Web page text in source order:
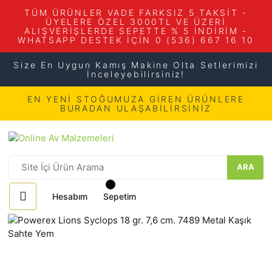
TÜM ÜRÜNLER VADE FARKSIZ 5 TAKSİT -
ÜYELERE ÖZEL 3000TL VE ÜZERİ
ALIŞVERİŞLERDE SEPETTE % 5 İNDİRİM -
WHATSAPP DESTEK İÇİN 0 (536) 667 16 10
Size En Uygun Kamış Makine Olta Setlerimizi
İnceleyebilirsiniz!
EN YENİ STOĞUMUZA GİREN ÜRÜNLERE
BURADAN ULAŞABİLİRSİNİZ
ARA
Hesabım Sepetim